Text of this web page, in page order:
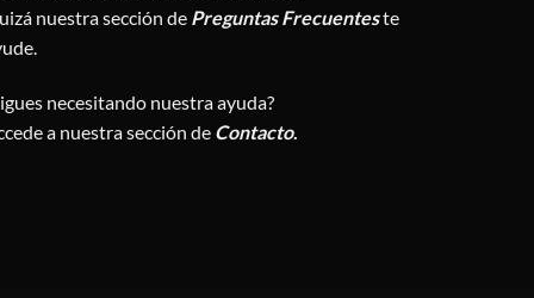
nuestra sección de Preguntas Frecuenteste
necesitando nuestra ayuda?
a nuestra sección de Contacto.